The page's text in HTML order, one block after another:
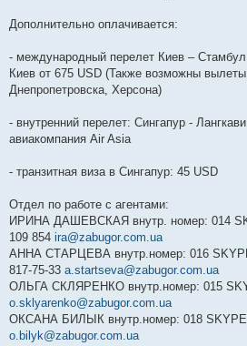
Дополнительно оплачивается:
- международный перелет Киев –
Киев от 675 USD (Также возможны
Днепропетровска, Херсона)
- внутренний перелет: Сингапур -
авиакомпания Air Asia
- транзитная виза в Сингапур: 45 USD
Отдел по работе с агентами:
ИРИНА ДАШЕВСКАЯ внутр. номер: 014
109 854 ira@zabugor.com.ua
АННА СТАРЦЕВА внутр.номер: 016
817-75-33 a.startseva@zabugor.com.ua
ОЛЬГА СКЛЯРЕНКО внутр.номер: 015
o.sklyarenko@zabugor.com.ua
ОКСАНА БИЛЫК внутр.номер: 018
o.bilyk@zabugor.com.ua